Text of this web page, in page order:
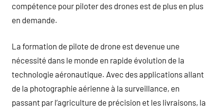
compétence pour piloter des drones est de plus en plus
en demande.
La formation de pilote de drone est devenue une
nécessité dans le monde en rapide évolution de la
technologie aéronautique. Avec des applications allant
de la photographie aérienne à la surveillance, en
passant par l’agriculture de précision et les livraisons, la